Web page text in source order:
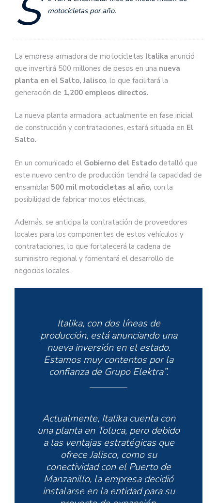
motocicletas por año.
La empresa armadora de motocicletas Italika anunció
que invertirá 500 millones de pesos en una nueva
planta en el Salto, Jalisco, lo que facilitará la
generación de 1,200 empleos directos.
La nueva planta armadora, actualmente en fase inicial
de construcción y contrataciones, estará situada en El
Salto.
En un comunicado el Gobierno del Estado detalló que
este nuevo centro de producción tendrá la capacidad de
ensamblar 500 mil motocicletas al año, con la
posibilidad de fabricar motos eléctricas.
Además, se anticipa la contratación de proveedores
locales para los componentes de estos vehículos y
contrataciones, lo que fortalecerá la cadena de
suministro regional y fomentará el desarrollo de
negocios locales.
Italika, con dos líneas de
producción, está anunciando una
nueva inversión en el estado.
Estamos muy contentos por la
confianza de Grupo Elektra”.
Actualmente, Italika cuenta con
una planta en Toluca, pero debido
a las ventajas estratégicas que
ofrece Jalisco, como su
conectividad con el Puerto de
Manzanillo, la empresa decidió
instalarse en la entidad para su